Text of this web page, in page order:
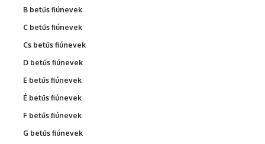
B betűs fiúnevek
C betűs fiúnevek
Cs betűs fiúnevek
D betűs fiúnevek
E betűs fiúnevek
É betűs fiúnevek
F betűs fiúnevek
G betűs fiúnevek